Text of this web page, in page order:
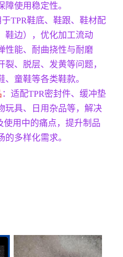
使用稳定性。
于TPR鞋底、鞋跟、鞋材配
鞋边），优化加工流动
性能、耐曲挠性与耐磨
、脱层、发黄等问题，
童鞋等各类鞋款。
：适配TPR密封件、缓冲垫
玩具、日用杂品等，解决
使用中的痛点，提升制品
多样化需求。